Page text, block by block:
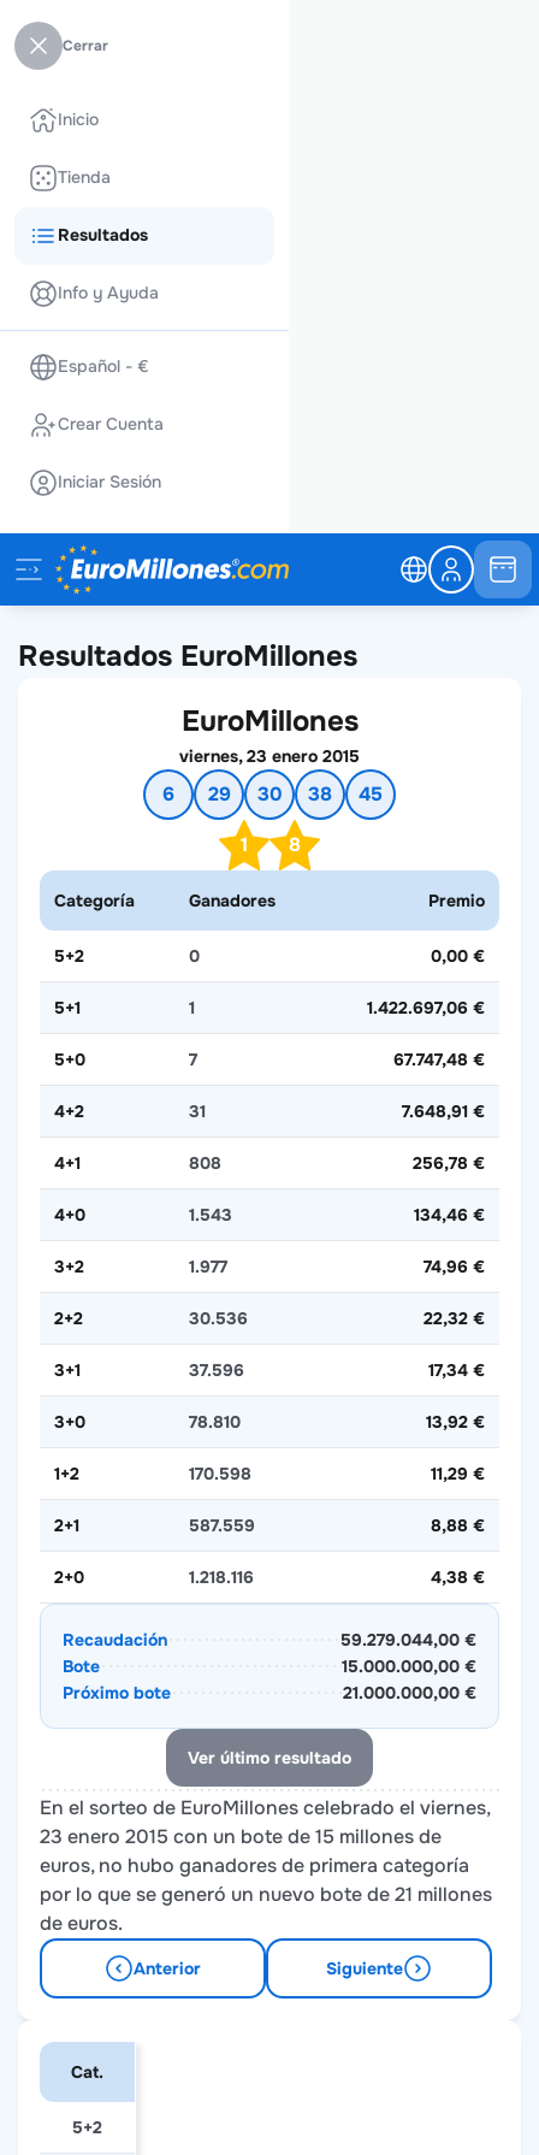
Cerrar
Inicio
Tienda
Resultados
Info y Ayuda
Español - €
Crear Cuenta
Iniciar Sesión
Resultados EuroMillones
EuroMillones
viernes, 23 enero 2015
6 29 30 38
45
1
8
Categoría Ganadores Premio
5+2 0 0,00 €
5+1 1 1.422.697,06 €
5+0 7 67.747,48 €
4+2 31 7.648,91 €
4+1 808 256,78 €
4+0 1.543 134,46 €
3+2 1.977 74,96 €
2+2 30.536 22,32 €
3+1 37.596 17,34 €
3+0 78.810 13,92 €
1+2 170.598 11,29 €
2+1 587.559 8,88 €
2+0 1.218.116 4,38 €
Recaudación
59.279.044,00 €
Bote
15.000.000,00 €
Próximo bote
21.000.000,00 €
Ver último resultado
En el sorteo de EuroMillones celebrado el viernes,
23 enero 2015 con un bote de 15 millones de
euros, no hubo ganadores de primera categoría
por lo que se generó un nuevo bote de 21 millones
de euros.
Anterior Siguiente
Cat.
5+2